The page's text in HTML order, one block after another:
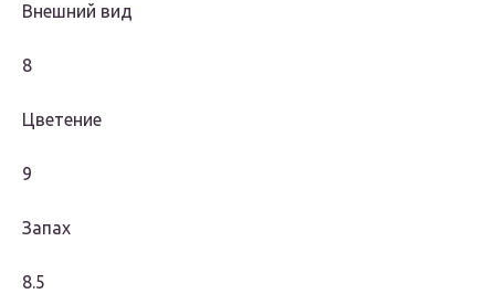
Внешний вид
8
Цветение
9
Запах
8.5